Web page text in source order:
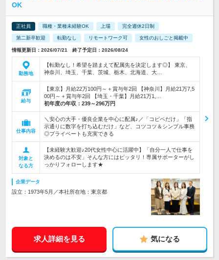
OK
正社員 職種・業種未経験OK 上場 完全週休2日制
第二新卒歓迎 転勤なし リモートワーク可 女性のおしごと掲載中
情報更新日：2026/07/21 終了予定日：2026/08/24
勤務地
【転勤なし！希望を踏まえて配属先を決定します◎】 東京、
神奈川、埼玉、千葉、茨城、栃木、北海道、大…
給与
【東京】月給22万100円～＋賞与年2回 【神奈川】月給21万7,5
00円～＋賞与年2回 【埼玉・千葉】月給21万1,…
初年度の年収： 239～296万円
仕事内容
＼安心の大手・優良企業を中心に配属♪／「コピペだけ」「指
示通りに数字を打ち込むだけ」など、コツコツ＆シンプル事務
◎プライベートも充実できる
対象と
なる方
【未経験大歓迎♪20代女性中心に活躍中】「自分一人で仕事を
決めるのは不安」そんな方にはピッタリ！専属サポーターがし
っかりフォローします★
企業データ
設立：1973年5月／本社所在地：東京都
求人詳細を見る 気になる